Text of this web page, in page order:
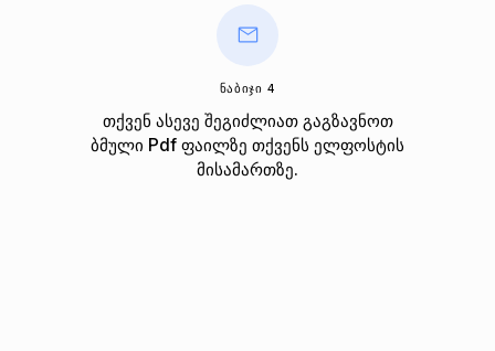
ᲜᲐᲑᲘᲯᲘ 4
თქვენ ასევე შეგიძლიათ გაგზავნოთ
ბმული Pdf ფაილზე თქვენს ელფოსტის
მისამართზე.